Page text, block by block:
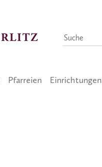
Pfarreien Einrichtungen